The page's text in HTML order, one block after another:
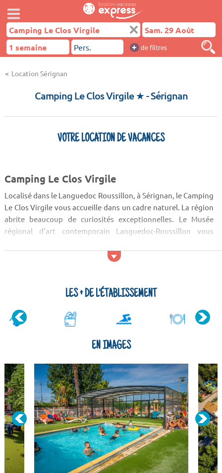
+ de filtres
Location Sérignan
Camping Le Clos Virgile ★- Sérignan
VOTRE LOCATION DE VACANCES
Camping Le Clos Virgile
Localisé dans le Languedoc Roussillon, à Sérignan, le Camping
Le Clos Virgile vous accueille dans un cadre naturel. La région
abrite beaucoup de curiosités exceptionnelles. Le Musée
régional d'art contemporain Languedoc-Roussillon vous
culturels, trouvez la quiétude dans la nature ! Vous serez
LES + DE L'ÉTABLISSEMENT
EN IMAGES